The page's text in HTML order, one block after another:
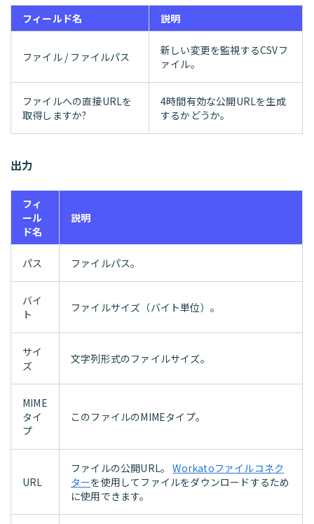
フィールド名 説明
ファイル / ファイルパス
新しい変更を監視するCSVフ
ァイル。
ファイルへの直接URLを
取得しますか?
4時間有効な公開URLを生成
するかどうか。
出力
フィ
ール
ド名
説明
パス ファイルパス。
バイ
ト
ファイルサイズ（バイト単位）。
サイ
ズ
文字列形式のファイルサイズ。
MIME
タイ
プ
このファイルのMIMEタイプ。
URL
ファイルの公開URL。Workatoファイルコネク
ターを使用してファイルをダウンロードするため
に使用できます。